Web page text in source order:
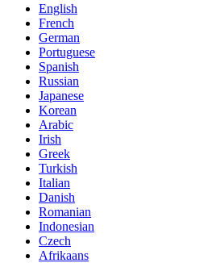
English
French
German
Portuguese
Spanish
Russian
Japanese
Korean
Arabic
Irish
Greek
Turkish
Italian
Danish
Romanian
Indonesian
Czech
Afrikaans